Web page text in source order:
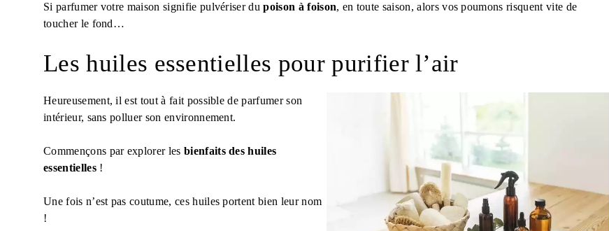
Si parfumer votre maison signifie pulvériser dupoison à foison, en toute saison, alors vos poumons risquent vite de
toucher le fond…
Les huiles essentielles pour purifier l’air
Heureusement, il est tout à fait possible de parfumer son
intérieur, sans polluer son environnement.
Commençons par explorer les bienfaits des huiles
essentielles!
Une fois n’est pas coutume, ces huiles portent bien leur nom
!